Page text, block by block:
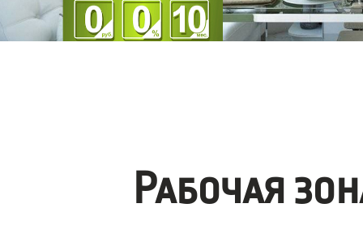
Рабочая